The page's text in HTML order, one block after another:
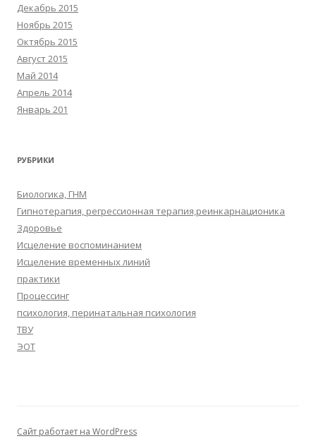
Декабрь 2015
Ноябрь 2015
Октябрь 2015
Август 2015
Май 2014
Апрель 2014
Январь 201
РУБРИКИ
Биологика, ГНМ
Гипнотерапия, регрессионная терапия,реинкарнационика
Здоровье
Исцеление воспоминанием
Исцеление временных линий
практики
Процессинг
психология, перинатальная психология
ТВУ
ЭОТ
Сайт работает на WordPress